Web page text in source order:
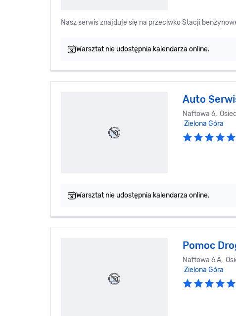
Nasz serwis znajduje się na przeciwko Stacji
Warsztat nie udostępnia kalendarza online.
Auto
Naftowa 6,
Zielona Góra
Warsztat nie udostępnia kalendarza online.
Pomoc
Naftowa 6 A,
Zielona Góra